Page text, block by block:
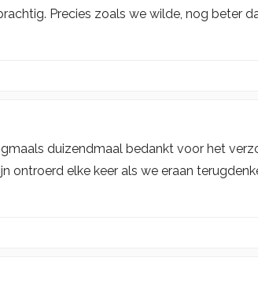
Precies zoals we wilde, nog beter
duizendmaal bedankt voor het
ontroerd elke keer als we eraan